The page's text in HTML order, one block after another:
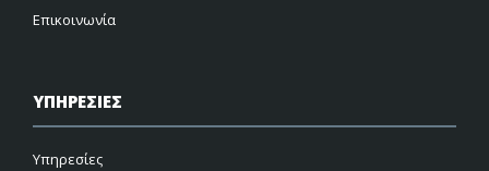
Επικοινωνία
ΥΠΗΡΕΣΙΕΣ
Υπηρεσίες